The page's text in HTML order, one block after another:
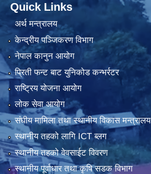
Quick Links
अर्थ मन्त्रालय
केन्द्रीय पञ्जिकरण विभाग
नेपाल कानुन आयोग
प्रिती फन्ट बाट युनिकोड कन्भर्रटर
राष्ट्रिय योजना आयोग
लोक सेवा आयोग
संघीय मामिला तथा स्थानीय विकास मन्त्रालय
स्थानीय तहको लागि ICT ब्लग
स्थानीय तहको वेवसाईट विवरण
स्थानीय पूर्वाधार तथा कृषि सडक विभाग